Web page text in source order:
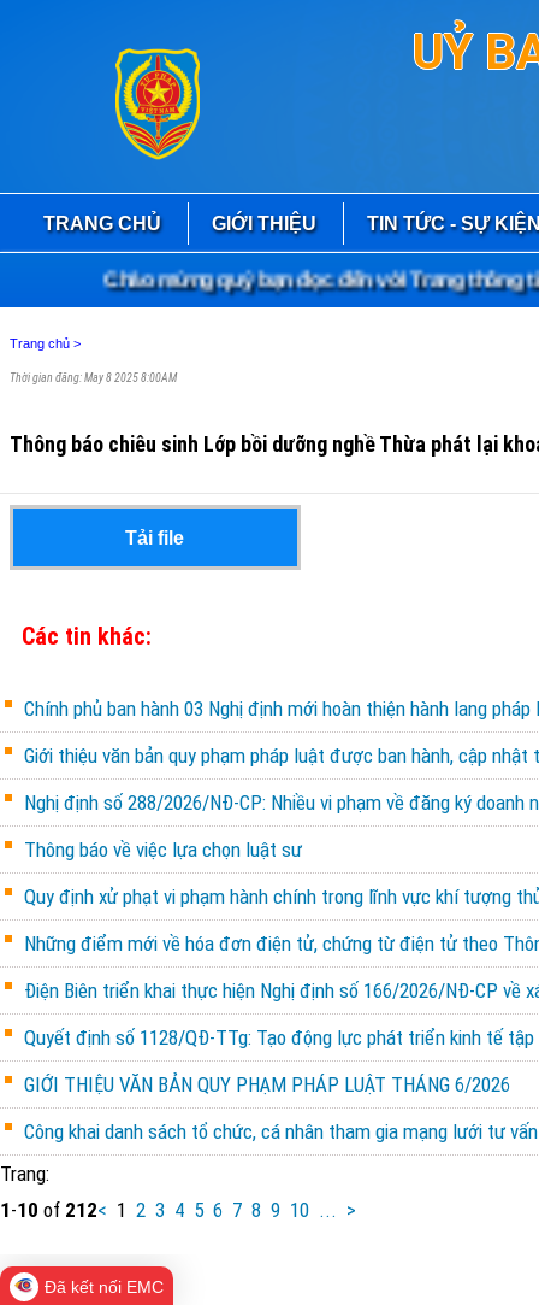
UỶ
TRANG CHỦ GIỚI THIỆU TIN TỨC - SỰ
Chào mừng quý bạn đọc đến với Trang thông tin
Trang chủ >
Thời gian đăng: May 8 2025 8:00AM
Thông báo chiêu sinh Lớp bồi dưỡng nghề Thừa phát lại
Tải file
Các tin khác:
Chính phủ ban hành 03 Nghị định mới hoàn thiện hành lang
Giới thiệu văn bản quy phạm pháp luật được ban hành, cập nhật
Nghị định số 288/2026/NĐ-CP: Nhiều vi phạm về đăng ký
Thông báo về việc lựa chọn luật sư
Quy định xử phạt vi phạm hành chính trong lĩnh vực khí tượng
Những điểm mới về hóa đơn điện tử, chứng từ điện tử theo
Điện Biên triển khai thực hiện Nghị định số 166/2026/NĐ-CP về
Quyết định số 1128/QĐ-TTg: Tạo động lực phát triển kinh tế
GIỚI THIỆU VĂN BẢN QUY PHẠM PHÁP LUẬT THÁNG 6/2026
Công khai danh sách tổ chức, cá nhân tham gia mạng lưới tư
Trang:
1-10 of 212< 1 2 3 4 5 6 7 8 9 10 ... >
Đã kết nối EMC